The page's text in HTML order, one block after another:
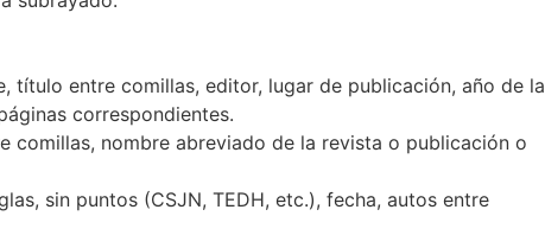
título entre comillas, editor, lugar de publicación, año de la
correspondientes.
nombre abreviado de la revista o publicación o
sin puntos (CSJN, TEDH, etc.), fecha, autos entre